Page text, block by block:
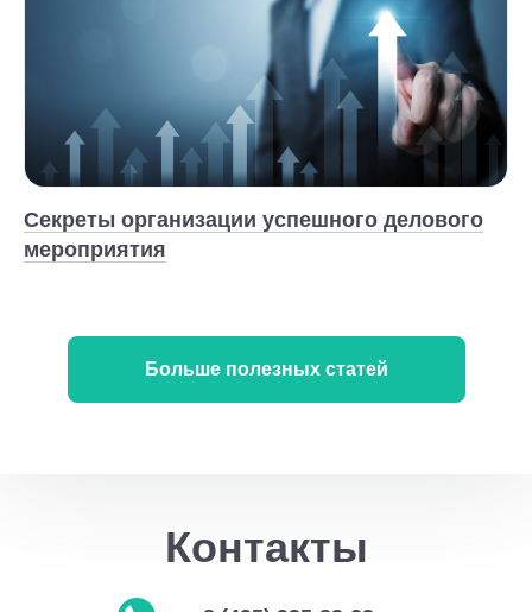
Секреты организации успешного делового
мероприятия
Больше полезных статей
Контакты